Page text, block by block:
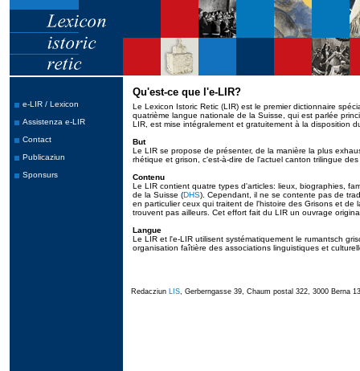
e-LIR / Lexicon
Assistenza e-LIR
Contact
Publicaziun
Sponsurs
Qu'est-ce que l'e-LIR?
Le Lexicon Istoric Retic (LIR) est le premier dictionnaire
quatrième langue nationale de la Suisse, qui est parlée
LIR, est mise intégralement et gratuitement à la disposition
But
Le LIR se propose de présenter, de la manière la plus
rhétique et grison, c'est-à-dire de l'actuel canton trilingue
Contenu
Le LIR contient quatre types d'articles: lieux, biographies,
de la Suisse (DHS). Cependant, il ne se contente pas de
en particulier ceux qui traitent de l'histoire des Grisons et
trouvent pas ailleurs. Cet effort fait du LIR un ouvrage
Langue
Le LIR et l'e-LIR utilisent systématiquement le rumantsch
organisation faîtière des associations linguistiques et
Redacziun LIS, Gerberngasse 39, Chaum postal 322, 3000 Berna